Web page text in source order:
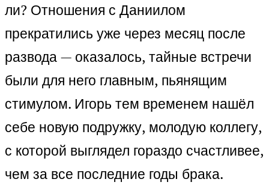
ли? Отношения с Даниилом
прекратились уже через месяц после
развода — оказалось, тайные встречи
были для него главным, пьянящим
стимулом. Игорь тем временем нашёл
себе новую подружку, молодую коллегу,
с которой выглядел гораздо счастливее,
чем за все последние годы брака.